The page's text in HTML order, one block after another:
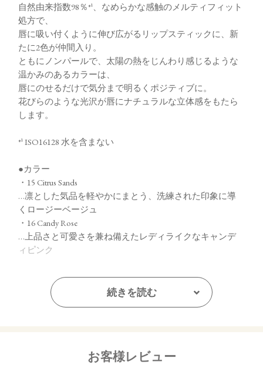
自然由来指数98％*¹、なめらかな感触のメルティフィット
処方で、
唇に吸い付くように伸び広がるリップスティックに、新
たに2色が仲間入り。
ともにノンパールで、太陽の熱をじんわり感じるような
温かみのあるカラーは、
唇にのせるだけで気分まで明るくポジティブに。
花びらのような光沢が唇にナチュラルな立体感をもたら
します。
*¹ ISO16128 水を含まない
●カラー
・15 Citrus Sands
…凛とした気品を軽やかにまとう、洗練された印象に導
くロージーベージュ
・16 Candy Rose
…上品さと可愛さを兼ね備えたレディライクなキャンデ
ィピンク
【ご使用方法】
専用ケース（別売り）に差し込み、カチッと音が鳴るまで押
長く出しすぎると、折れる場合がございます。
続きを読む
お客様レビュー